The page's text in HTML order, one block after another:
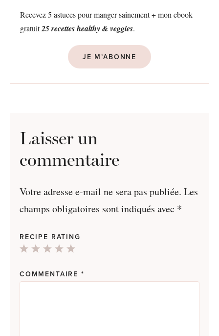
Recevez 5 astuces pour manger sainement + mon ebook
gratuit25 recettes healthy & veggies.
JE M’ABONNE
Laisser un
commentaire
Votre adresse e-mail ne sera pas publiée. Les
champs obligatoires sont indiqués avec *
RECIPE RATING
4
3
2
1
COMMENTAIRE *